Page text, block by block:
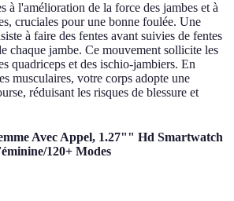
à l'amélioration de la force des jambes et à
cruciales pour une bonne foulée. Une
à faire des fentes avant suivies de fentes
chaque jambe. Ce mouvement sollicite les
quadriceps et des ischio-jambiers. En
musculaires, votre corps adopte une
réduisant les risques de blessure et
Avec Appel, 1.27"" Hd Smartwatch
120+ Modes